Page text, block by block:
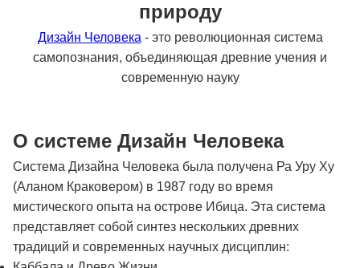
природу
Дизайн Человека - это революционная система
самопознания, объединяющая древние учения и
современную науку
О системе Дизайн Человека
Система Дизайна Человека была получена Ра Уру Ху
(Аланом Краковером) в 1987 году во время
мистического опыта на острове Ибица. Эта система
представляет собой синтез нескольких древних
традиций и современных научных дисциплин: